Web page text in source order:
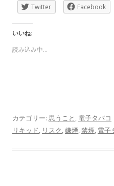
Twitter
Facebook
いいね:
読み込み中…
カテゴリー: 思うこと , 電子タバコ
リキッド, リスク,嫌煙,禁煙, 電子